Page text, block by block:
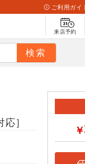
ご利用ガイ
来店予約
］
￥